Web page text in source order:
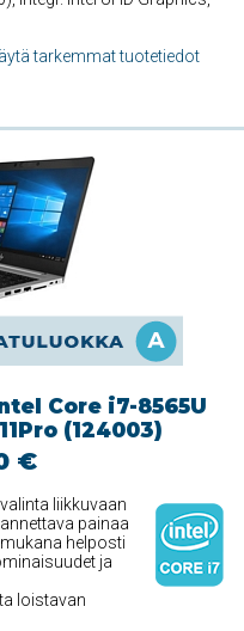
tarkemmat tuotetiedot
Core i7-8565U
(124003)
€
liikkuvaan
painaa
helposti
ja
loistavan